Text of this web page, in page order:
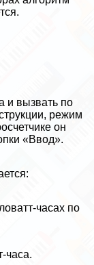
и вызвать по
режим
он
«Ввод».
часах по
часа.